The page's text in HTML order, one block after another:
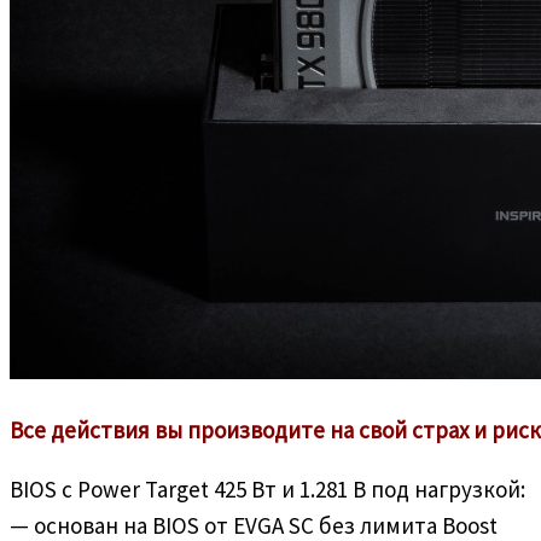
Все действия вы производите на свой страх и
BIOS с Power Target 425 Вт и 1.281 В под нагрузкой:
— основан на BIOS от EVGA SC без лимита Boost